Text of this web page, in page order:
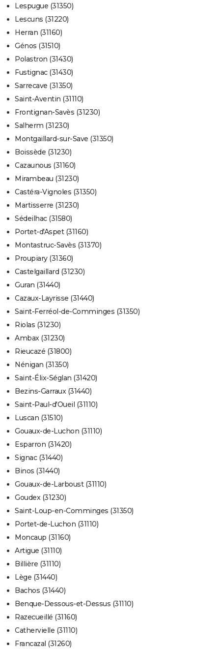
Lespugue (31350)
Lescuns (31220)
Herran (31160)
Génos (31510)
Polastron (31430)
Fustignac (31430)
Sarrecave (31350)
Saint-Aventin (31110)
Frontignan-Savès (31230)
Salherm (31230)
Montgaillard-sur-Save (31350)
Boissède (31230)
Cazaunous (31160)
Mirambeau (31230)
Castéra-Vignoles (31350)
Martisserre (31230)
Sédeilhac (31580)
Portet-d'Aspet (31160)
Montastruc-Savès (31370)
Proupiary (31360)
Castelgaillard (31230)
Guran (31440)
Cazaux-Layrisse (31440)
Saint-Ferréol-de-Comminges (31350)
Riolas (31230)
Ambax (31230)
Rieucazé (31800)
Nénigan (31350)
Saint-Élix-Séglan (31420)
Bezins-Garraux (31440)
Saint-Paul-d'Oueil (31110)
Luscan (31510)
Gouaux-de-Luchon (31110)
Esparron (31420)
Signac (31440)
Binos (31440)
Gouaux-de-Larboust (31110)
Goudex (31230)
Saint-Loup-en-Comminges (31350)
Portet-de-Luchon (31110)
Moncaup (31160)
Artigue (31110)
Billière (31110)
Lège (31440)
Bachos (31440)
Benque-Dessous-et-Dessus (31110)
Razecueillé (31160)
Cathervielle (31110)
Francazal (31260)